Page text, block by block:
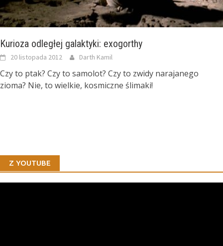
Kurioza odległej galaktyki: exogorthy
20 listopada 2012 Darth Kamil
Czy to ptak? Czy to samolot? Czy to zwidy narajanego
zioma? Nie, to wielkie, kosmiczne ślimaki!
Z YOUTUBE